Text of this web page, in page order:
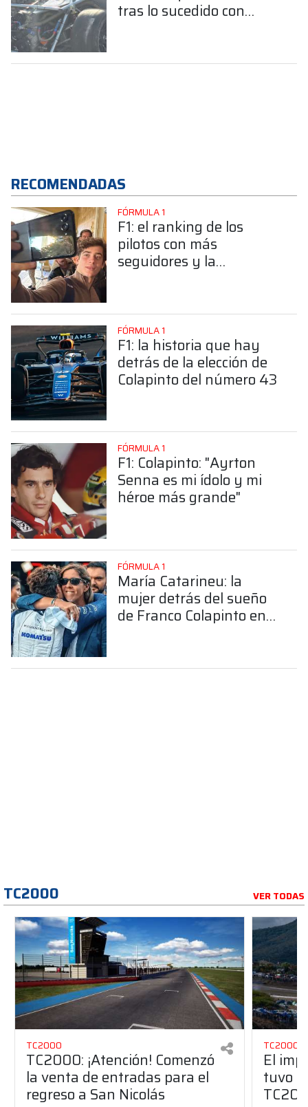
tras lo sucedido con
RECOMENDADAS
FÓRMULA 1
F1: el ranking de los
pilotos con más
seguidores y la
FÓRMULA 1
F1: la historia que hay
detrás de la elección de
Colapinto del número 43
FÓRMULA 1
F1: Colapinto: "Ayrton
Senna es mi ídolo y mi
héroe más grande"
FÓRMULA 1
María Catarineu: la
mujer detrás del sueño
de Franco Colapinto en
TC2000 VER TODAS
TC2000
TC2000: ¡Atención! Comenzó
la venta de entradas para el
regreso a San Nicolás
TC2000
El
tuvo